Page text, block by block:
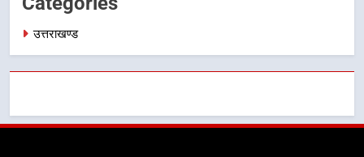
बैरागीवाला हत्याकांड के फरार चल रहे
उत्तराखण्ड